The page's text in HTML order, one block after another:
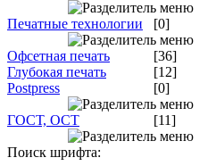
Печатные технологии [0]
Офсетная печать
[36]
Глубокая печать
[12]
Postpress
[0]
ГОСТ, ОСТ [11]
Поиск шрифта: